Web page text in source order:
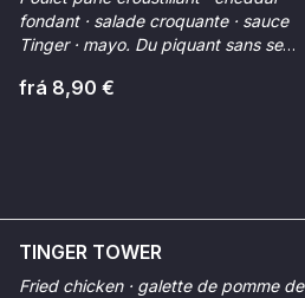
fondant · salade croquante · sauce
Tinger · mayo. Du piquant sans se
frá 8,90 €
TINGER TOWER
Fried chicken · galette de pomme de